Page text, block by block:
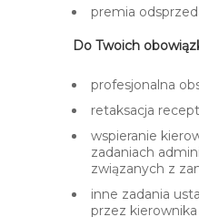
premia
Do Twoich
profesjonalna
retaksacja recept
wspieranie
zadaniach
związanych z
inne zadania
przez